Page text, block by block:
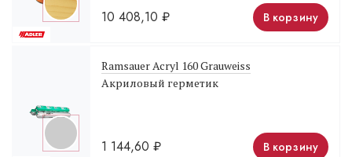
10 408,10 ₽ В корзину
Ramsauer Acryl 160 Grauweiss
Акриловый герметик
1 144,60 ₽ В корзину